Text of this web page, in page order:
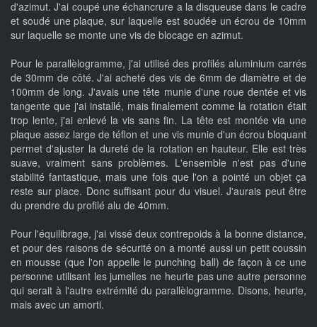
d'azimut. J'ai coupé une échancrure a la disqueuse dans le cadre
et soudé une plaque, sur laquelle est soudée un écrou de 10mm
sur laquelle se monte une vis de blocage en azimut.
Pour le parallèlogramme, j'ai utilisé des profilés aluminium carrés
de 30mm de côté. J'ai acheté des vis de 6mm de diamètre et de
100mm de long. J'avais une tête munie d'une roue dentée et vis
tangente que j'ai installé, mais finalement comme la rotation était
trop lente, j'ai enlevé la vis sans fin. La tête est montée via une
plaque assez large de téflon et une vis munie d'un écrou bloquant
permet d'ajuster la dureté de la rotation en hauteur. Elle est très
suave, vraiment sans problèmes. L'ensemble n'est pas d'une
stabilité fantastique, mais une fois que l'on a pointé un objet ça
reste sur place. Donc suffisant pour du visuel. J'aurais peut être
du prendre du profilé alu de 40mm.
Pour l'équilibrage, j'ai vissé deux contrepoids à la bonne distance,
et pour des raisons de sécurité on a monté aussi un petit coussin
en mousse (que l'on appelle le punching ball) de façon à ce une
personne utilisant les jumelles ne heurte pas une autre personne
qui serait à l'autre extrémité du parallèlogramme. Disons, heurte,
mais avec un amorti.